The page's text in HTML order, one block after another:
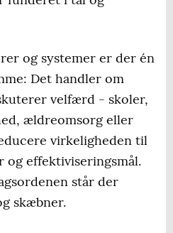
og systemer er der én
Det handler om
velfærd - skoler,
ældreomsorg eller
virkeligheden til
og effektiviseringsmål.
står der
skæbner.